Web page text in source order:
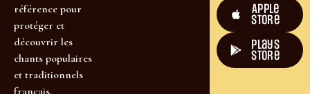
référence pour
protéger et
découvrir les
chants populaires
et traditionnels
français.
Apple
Store
plays
store